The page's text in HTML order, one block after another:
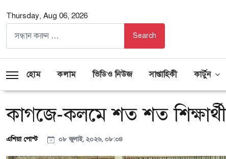
Thursday, Aug 06, 2026
হোম কলাম ভিডিও নিউজ সাপ্তাহিকী কার্টুন
কাগজে-কলমে শত শত
এশিয়া পোস্ট ০৮ জুলাই, ২০২৬, ০৮:০৪